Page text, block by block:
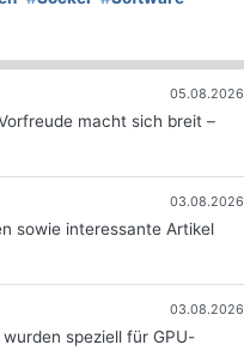
05.08.2026
macht sich breit –
03.08.2026
sowie interessante Artikel
03.08.2026
speziell für GPU-